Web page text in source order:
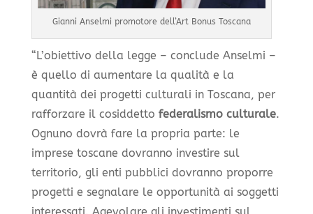
Gianni Anselmi promotore dell’Art Bonus Toscana
“L’obiettivo della legge – conclude Anselmi –
è quello di aumentare la qualità e la
quantità dei progetti culturali in Toscana, per
rafforzare il cosiddetto federalismo culturale.
Ognuno dovrà fare la propria parte: le
imprese toscane dovranno investire sul
territorio, gli enti pubblici dovranno proporre
progetti e segnalare le opportunità ai soggetti